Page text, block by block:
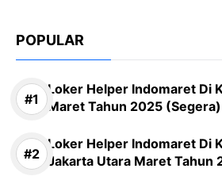
POPULAR
Loker Helper Indomaret Di
Maret Tahun 2025 (Segera)
Loker Helper Indomaret Di
Jakarta Utara Maret Tahun